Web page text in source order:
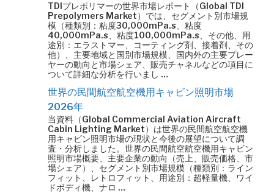
TDIプレポリマーの世界市場レポート（Global TDI
Prepolymers Market）では、セグメント別市場規
模（種類別：粘度30,000mPa.s、粘度
40,000mPa.s、粘度100,000mPa.s、その他、用
途別：エラストマー、コーティング剤、接着剤、その
他）、主要地域と国別市場規模、国内外の主要プレー
ヤーの動向と市場シェア、販売チャネルなどの項目に
ついて詳細な分析を行いまし …
世界の民間航空航空機用キャビン照明市場
2026年
当資料（Global Commercial Aviation Aircraft
Cabin Lighting Market）は世界の民間航空航空機
用キャビン照明市場の現状と今後の展望について調
査・分析しました。世界の民間航空航空機用キャビン
照明市場概要、主要企業の動向（売上、販売価格、市
場シェア）、セグメント別市場規模（種類別：ライン
フィット、レトロフィット、用途別：超軽量機、ワイ
ドボディ機、ナロ …